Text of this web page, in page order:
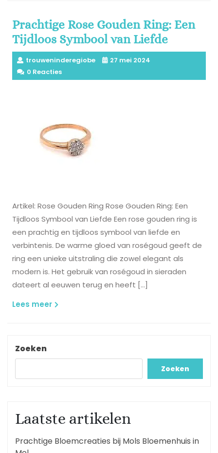
Prachtige Rose Gouden Ring: Een
Tijdloos Symbool van Liefde
trouweninderegiobe
27 mei 2024
0 Reacties
Artikel: Rose Gouden Ring Rose Gouden Ring: Een
Tijdloos Symbool van Liefde Een rose gouden ring is
een prachtig en tijdloos symbool van liefde en
verbintenis. De warme gloed van roségoud geeft de
ring een unieke uitstraling die zowel elegant als
modern is. Het gebruik van roségoud in sieraden
dateert al eeuwen terug en heeft […]
Lees meer Lees
Zoeken
Zoeken
Laatste artikelen
Prachtige Bloemcreaties bij Mols Bloemenhuis in